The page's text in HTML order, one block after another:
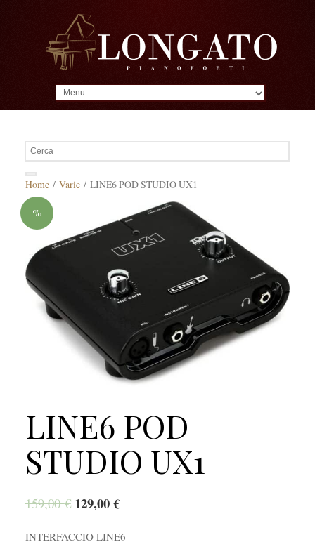
Home/ Varie/ LINE6 POD STUDIO UX1
%
LINE6 POD
STUDIO UX1
159,00€ 129,00€
INTERFACCIO LINE6